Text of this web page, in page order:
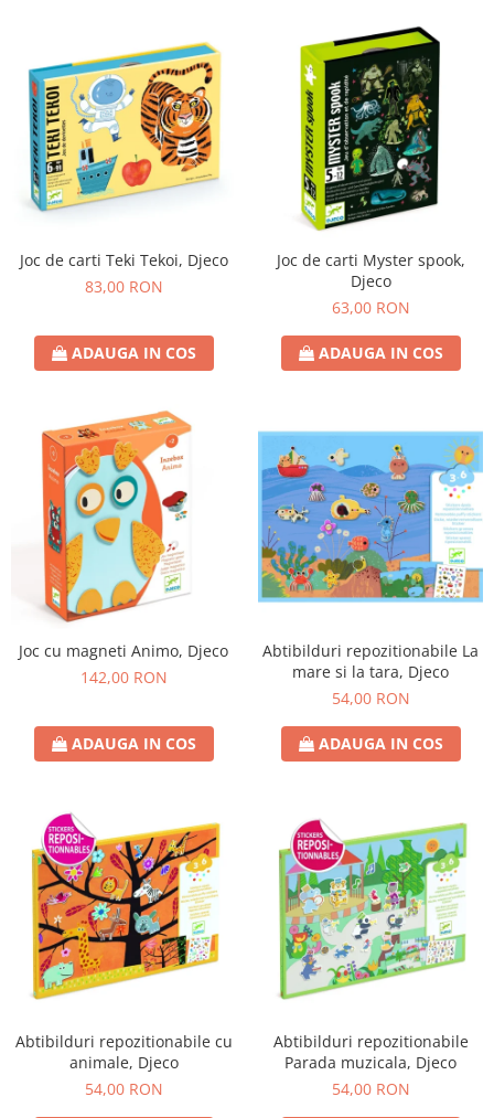
Joc de carti Teki Tekoi, Djeco
83,00 RON
ADAUGA IN COS
Joc de carti Myster spook,
Djeco
63,00 RON
ADAUGA IN COS
Joc cu magneti Animo, Djeco
142,00 RON
ADAUGA IN COS
Abtibilduri repozitionabile La
mare si la tara, Djeco
54,00 RON
ADAUGA IN COS
Abtibilduri repozitionabile cu
animale, Djeco
54,00 RON
Abtibilduri repozitionabile
Parada muzicala, Djeco
54,00 RON